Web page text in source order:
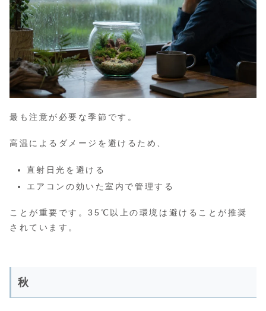
最も注意が必要な季節です。
高温によるダメージを避けるため、
直射日光を避ける
エアコンの効いた室内で管理する
ことが重要です。35℃以上の環境は避けることが推奨
されています。
秋